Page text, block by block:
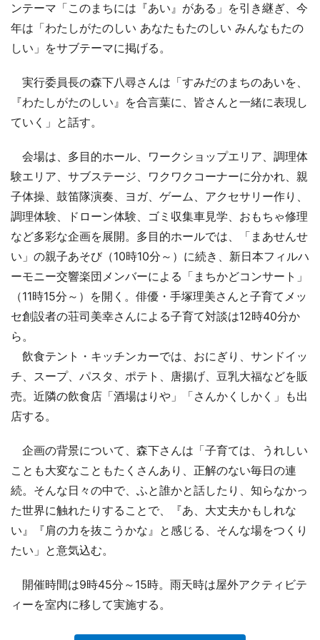
ンテーマ「このまちには『あい』がある」を引き継ぎ、今
年は「わたしがたのしい あなたもたのしい みんなもたの
しい」をサブテーマに掲げる。
実行委員長の森下八尋さんは「すみだのまちのあいを、
『わたしがたのしい』を合言葉に、皆さんと一緒に表現し
ていく」と話す。
会場は、多目的ホール、ワークショップエリア、調理体
験エリア、サブステージ、ワクワクコーナーに分かれ、親
子体操、鼓笛隊演奏、ヨガ、ゲーム、アクセサリー作り、
調理体験、ドローン体験、ゴミ収集車見学、おもちゃ修理
など多彩な企画を展開。多目的ホールでは、「まあせんせ
い」の親子あそび（10時10分～）に続き、新日本フィルハ
ーモニー交響楽団メンバーによる「まちかどコンサート」
（11時15分～）を開く。俳優・手塚理美さんと子育てメッ
セ創設者の荘司美幸さんによる子育て対談は12時40分か
ら。
飲食テント・キッチンカーでは、おにぎり、サンドイッ
チ、スープ、パスタ、ポテト、唐揚げ、豆乳大福などを販
売。近隣の飲食店「酒場はりや」「さんかくしかく」も出
店する。
企画の背景について、森下さんは「子育ては、うれしい
ことも大変なこともたくさんあり、正解のない毎日の連
続。そんな日々の中で、ふと誰かと話したり、知らなかっ
た世界に触れたりすることで、『あ、大丈夫かもしれな
い』『肩の力を抜こうかな』と感じる、そんな場をつくり
たい」と意気込む。
開催時間は9時45分～15時。雨天時は屋外アクティビテ
ィーを室内に移して実施する。